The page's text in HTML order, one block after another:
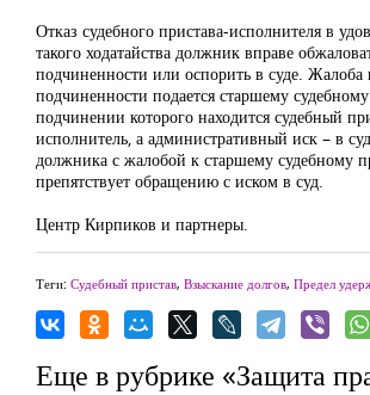
Отказ судебного пристава-исполнителя в
такого ходатайства должник вправе
подчиненности или оспорить в суде. Жалоба
подчиненности подается старшему
подчинении которого находится судебный
исполнитель, а административный иск – в
должника с жалобой к старшему судебному
препятствует обращению с иском в суд.
Центр Кирпиков и партнеры.
Теги: Судебный пристав, Взыскание долгов, Предел
Еще в рубрике «Защита